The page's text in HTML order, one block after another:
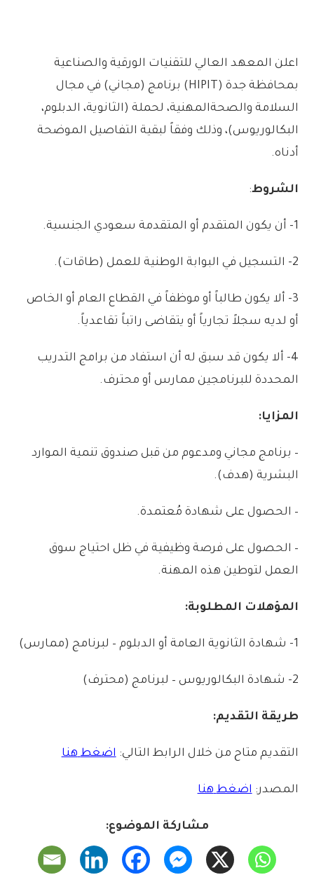
اعلن المعهد العالي للتقنيات الورقية والصناعية
بمحافظة جدة (
HIPIT
) برنامج (مجاني) في مجال
السلامة والصحةالمهنية، لحملة ( الثانوية، الدبلوم،
البكالوريوس)، وذلك وفقاً لبقية التفاصيل الموضحة
أدناه.
الشروط:
1- أن يكون المتقدم أو المتقدمة سعودي الجنسية.
2- التسجيل في البوابة الوطنية للعمل (طاقات).
3- ألا يكون طالباً أو موظفاً في القطاع العام أو الخاص
أو لديه سجلاً تجارياً أو يتقاضى راتباً تقاعدياً.
4- ألا يكون قد سبق له أن استفاد من برامج التدريب
المحددة للبرنامجين ممارس أو محترف.
المزايا:
– برنامج مجاني ومدعوم من قبل صندوق تنمية الموارد
البشرية (هدف).
– الحصول على شهادة مُعتمدة.
– الحصول على فرصة وظيفية في ظل احتياج سوق
العمل لتوطين هذه المهنة.
المؤهلات المطلوبة:
1- شهادة الثانوية العامة أو الدبلوم – لبرنامج (ممارس)
2- شهادة البكالوريوس – لبرنامج (محترف)
طريقة التقديم:
التقديم متاح من خلال الرابط التالي: اضغط هنا
المصدر: اضغط هنا
مشاركة الموضوع: